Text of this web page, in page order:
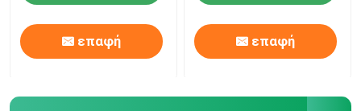
υβριδική πίστα
Αθλητισμός Κόκκινο πηλό
επαφή επαφή